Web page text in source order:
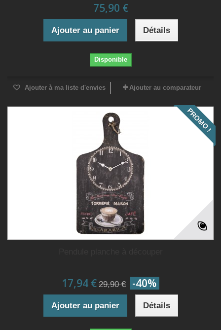
75,90 €
Ajouter au panier Détails
Disponible
Ajouter à ma liste d'envies Ajouter au comparateur
PROMO !
17,94 € 29,90 € -40%
Ajouter au panier Détails